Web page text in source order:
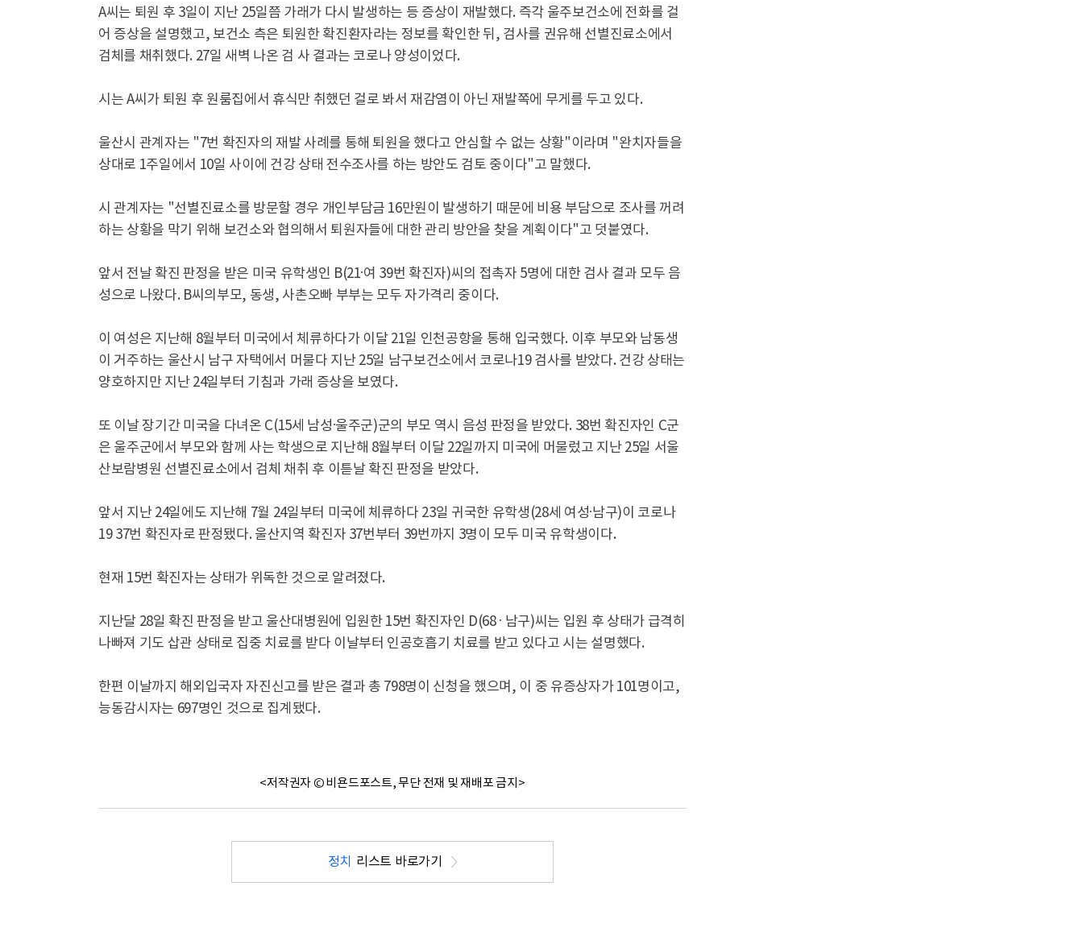
A씨는 퇴원 후 3일이 지난 25일쯤 가래가 다시 발생하는 등 증상이 재발했다. 즉각 울주보건소에 전화를 걸
어 증상을 설명했고, 보건소 측은 퇴원한 확진환자라는 정보를 확인한 뒤, 검사를 권유해 선별진료소에서
검체를 채취했다. 27일 새벽 나온 검 사 결과는 코로나 양성이었다.
시는 A씨가 퇴원 후 원룸집에서 휴식만 취했던 걸로 봐서 재감염이 아닌 재발쪽에 무게를 두고 있다.
울산시 관계자는 "7번 확진자의 재발 사례를 통해 퇴원을 했다고 안심할 수 없는 상황"이라며 "완치자들을
상대로 1주일에서 10일 사이에 건강 상태 전수조사를 하는 방안도 검토 중이다"고 말했다.
시 관계자는 "선별진료소를 방문할 경우 개인부담금 16만원이 발생하기 때문에 비용 부담으로 조사를 꺼려
하는 상황을 막기 위해 보건소와 협의해서 퇴원자들에 대한 관리 방안을 찾을 계획이다"고 덧붙였다.
앞서 전날 확진 판정을 받은 미국 유학생인 B(21·여 39번 확진자)씨의 접촉자 5명에 대한 검사 결과 모두 음
성으로 나왔다. B씨의부모, 동생, 사촌오빠 부부는 모두 자가격리 중이다.
이 여성은 지난해 8월부터 미국에서 체류하다가 이달 21일 인천공항을 통해 입국했다. 이후 부모와 남동생
이 거주하는 울산시 남구 자택에서 머물다 지난 25일 남구보건소에서 코로나19 검사를 받았다. 건강 상태는
양호하지만 지난 24일부터 기침과 가래 증상을 보였다.
또 이날 장기간 미국을 다녀온 C(15세 남성·울주군)군의 부모 역시 음성 판정을 받았다. 38번 확진자인 C군
은 울주군에서 부모와 함께 사는 학생으로 지난해 8월부터 이달 22일까지 미국에 머물렀고 지난 25일 서울
산보람병원 선별진료소에서 검체 채취 후 이튿날 확진 판정을 받았다.
앞서 지난 24일에도 지난해 7월 24일부터 미국에 체류하다 23일 귀국한 유학생(28세 여성·남구)이 코로나
19 37번 확진자로 판정됐다. 울산지역 확진자 37번부터 39번까지 3명이 모두 미국 유학생이다.
현재 15번 확진자는 상태가 위독한 것으로 알려졌다.
지난달 28일 확진 판정을 받고 울산대병원에 입원한 15번 확진자인 D(68 · 남구)씨는 입원 후 상태가 급격히
나빠져 기도 삽관 상태로 집중 치료를 받다 이날부터 인공호흡기 치료를 받고 있다고 시는 설명했다.
한편 이날까지 해외입국자 자진신고를 받은 결과 총 798명이 신청을 했으며, 이 중 유증상자가 101명이고,
능동감시자는 697명인 것으로 집계됐다.
<저작권자 © 비욘드포스트, 무단 전재 및 재배포 금지>
정치 리스트 바로가기